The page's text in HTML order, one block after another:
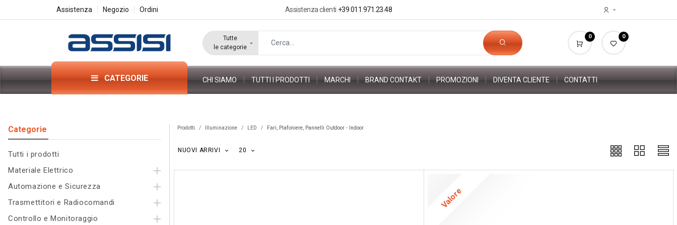
Assistenza Negozio Ordini Assistenza clienti +39 011.971.23.48
Tutte
le categorie
0 0
CATEGORIE CHI SIAMO TUTTI I PRODOTTI MARCHI BRAND CONTAKT PROMOZIONI DIVENTA CLIENTE CONTATTI
Categorie​
Tutti i prodotti
Materiale Elettrico
Automazione e Sicurezza
Trasmettitori e Radiocomandi
Controllo e Monitoraggio
Prodotti Illuminazione LED Fari, Plafoniere, Pannelli Outdoor - Indoor
NUOVI ARRIVI 20
Valore